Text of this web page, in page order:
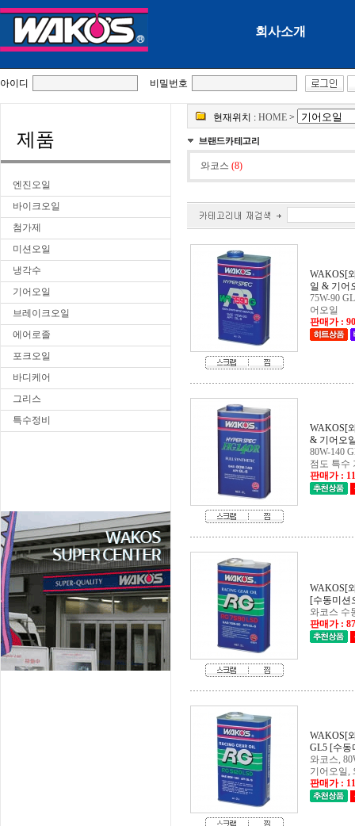
회사소개
아이디 비밀번호
제품
엔진오일
바이크오일
첨가제
미션오일
냉각수
기어오일
브레이크오일
에어로졸
포크오일
바디케어
그리스
특수정비
현재위치 : HOME >
와코스 (8)
일 & 기어
어오일
판매가 :
& 기어오
점도 특수
판매가 :
[수동미션
와코스 수
판매가 :
GL5 [수동
기어오일,
판매가 :